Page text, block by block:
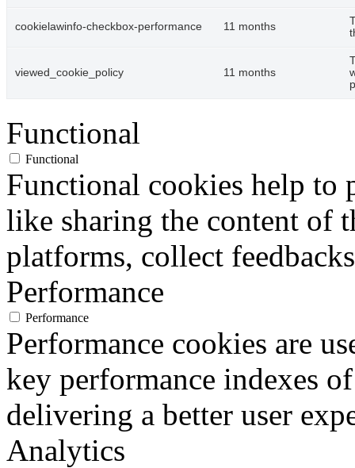
cookielawinfo-checkbox-performance 11 months
viewed_cookie_policy 11 months
Functional
Functional
Functional cookies help to
like sharing the content of
platforms, collect
Performance
Performance
Performance cookies are
key performance indexes
delivering a better user
Analytics